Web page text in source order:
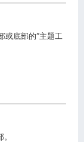
或底部的“主题工